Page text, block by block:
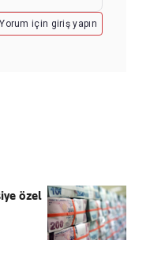
Yorum için giriş yapın
özel